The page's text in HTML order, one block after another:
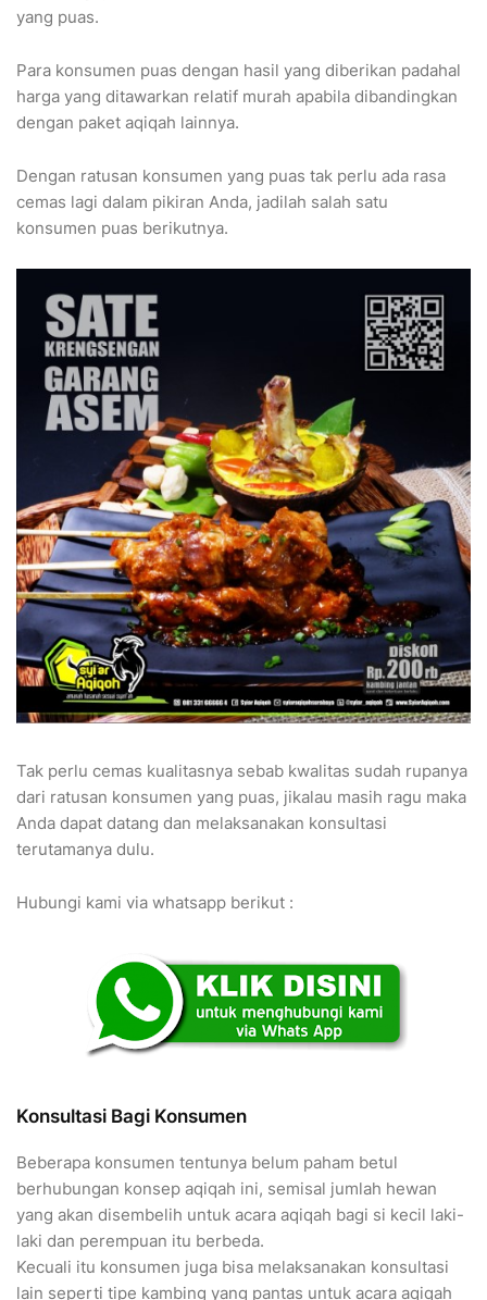
yang puas.
Para konsumen puas dengan hasil yang diberikan padahal
harga yang ditawarkan relatif murah apabila dibandingkan
dengan paket aqiqah lainnya.
Dengan ratusan konsumen yang puas tak perlu ada rasa
cemas lagi dalam pikiran Anda, jadilah salah satu
konsumen puas berikutnya.
Tak perlu cemas kualitasnya sebab kwalitas sudah rupanya
dari ratusan konsumen yang puas, jikalau masih ragu maka
Anda dapat datang dan melaksanakan konsultasi
terutamanya dulu.
Hubungi kami via whatsapp berikut :
Konsultasi Bagi Konsumen
Beberapa konsumen tentunya belum paham betul
berhubungan konsep aqiqah ini, semisal jumlah hewan
yang akan disembelih untuk acara aqiqah bagi si kecil laki-
laki dan perempuan itu berbeda.
Kecuali itu konsumen juga bisa melaksanakan konsultasi
lain seperti tipe kambing yang pantas untuk acara aqiqah